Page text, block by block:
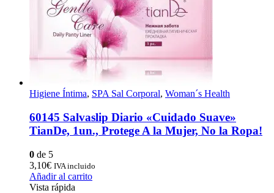
Higiene Íntima, SPA Sal Corporal, Woman´s Health
60145 Salvaslip Diario «Cuidado Suave»
TianDe, 1un., Protege A la Mujer, No la Ropa!
0 de 5
3,10€ IVA incluido
Añadir al carrito
Vista rápida